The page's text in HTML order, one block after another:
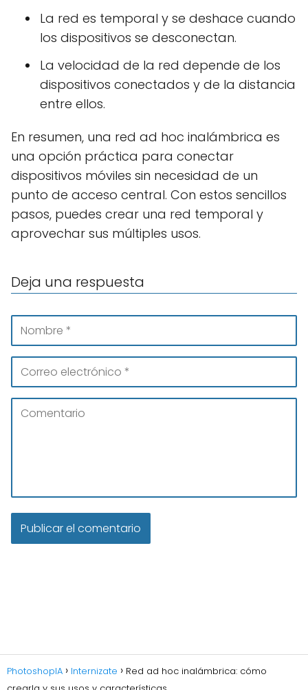
La red es temporal y se deshace cuando
los dispositivos se desconectan.
La velocidad de la red depende de los
dispositivos conectados y de la distancia
entre ellos.
En resumen, una red ad hoc inalámbrica es
una opción práctica para conectar
dispositivos móviles sin necesidad de un
punto de acceso central. Con estos sencillos
pasos, puedes crear una red temporal y
aprovechar sus múltiples usos.
Deja una respuesta
PhotoshopIA Internizate
Red ad hoc inalámbrica: cómo